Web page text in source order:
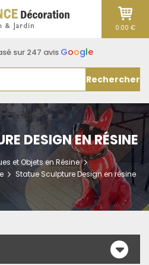
sur 247 avis Google
Rechercher
0.00 €
DESIGN EN RÉSINE
et Objets en Résine
Statue Sculpture Design en résine